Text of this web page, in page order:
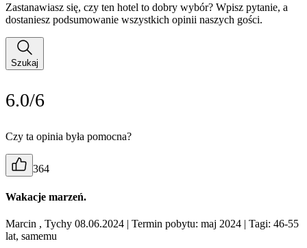
Zastanawiasz się, czy ten hotel to dobry wybór? Wpisz pytanie, a
dostaniesz podsumowanie wszystkich opinii naszych gości.
Szukaj
6.0/6
Czy ta opinia była pomocna?
364
Wakacje marzeń.
Marcin , Tychy 08.06.2024 | Termin pobytu: maj 2024 | Tagi: 46-55
lat, samemu